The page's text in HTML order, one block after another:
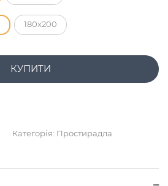
180х200
КУПИТИ
Категорія: Простирадла